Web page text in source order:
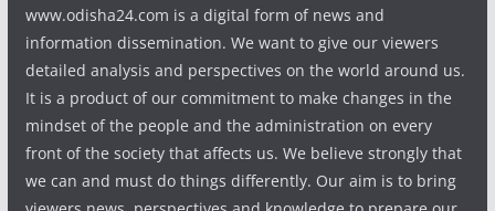
www.odisha24.com is a digital form of news and
information dissemination. We want to give our viewers
detailed analysis and perspectives on the world around us.
It is a product of our commitment to make changes in the
mindset of the people and the administration on every
front of the society that affects us. We believe strongly that
we can and must do things differently. Our aim is to bring